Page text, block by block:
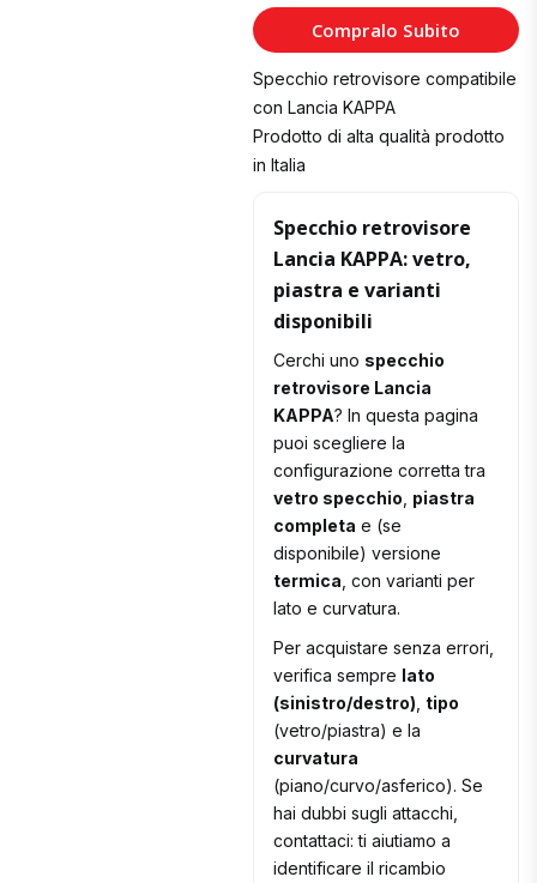
al
Carrello
Compralo Subito
Specchio retrovisore compatibile
con Lancia KAPPA
Prodotto di alta qualità prodotto
in Italia
Specchio retrovisore
Lancia KAPPA: vetro,
piastra e varianti
disponibili
Cerchi uno specchio
retrovisore Lancia
KAPPA? In questa pagina
puoi scegliere la
configurazione corretta tra
vetro specchio piastra
completa e (se
disponibile) versione
termica , con varianti per
lato e curvatura.
Per acquistare senza errori,
verifica sempre lato
(sinistro/destro) tipo
(vetro/piastra) e la
curvatura
(piano/curvo/asferico). Se
hai dubbi sugli attacchi,
contattaci: ti aiutiamo a
identificare il ricambio